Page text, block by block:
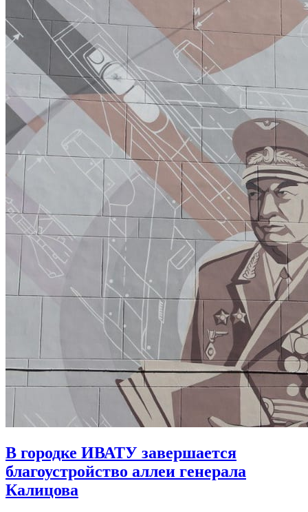
В городке ИВАТУ завершается
благоустройство аллеи генерала
Калицова